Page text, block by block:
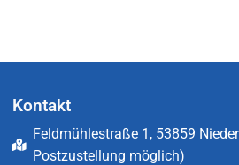
Kontakt
Feldmühlestraße 1, 53859
Postzustellung möglich)